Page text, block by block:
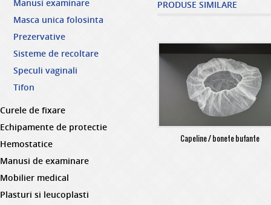
Manusi examinare
Masca unica folosinta
Prezervative
Sisteme de recoltare
Speculi vaginali
Tifon
Curele de fixare
Echipamente de protectie
Hemostatice
Manusi de examinare
Mobilier medical
Plasturi si leucoplasti
PRODUSE SIMILARE
Capeline / bonete bufante